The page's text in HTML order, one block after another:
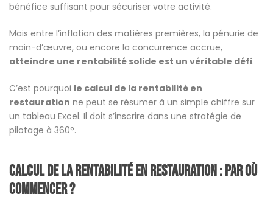
bénéfice suffisant pour sécuriser votre activité.
Mais entre l’inflation des matières premières, la pénurie de
main-d’œuvre, ou encore la concurrence accrue,
atteindre une rentabilité solide est un véritable défi.
C’est pourquoi le calcul de la rentabilité en
restauration ne peut se résumer à un simple chiffre sur
un tableau Excel. Il doit s’inscrire dans une stratégie de
pilotage à 360°.
Calcul de la rentabilité en restauration : par où
commencer ?